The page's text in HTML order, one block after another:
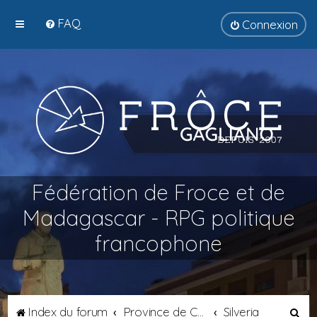
FAQ Connexion
Fédération de Froce et de
Madagascar - RPG politique
francophone
Index du forum Province de Catalogne Silveria